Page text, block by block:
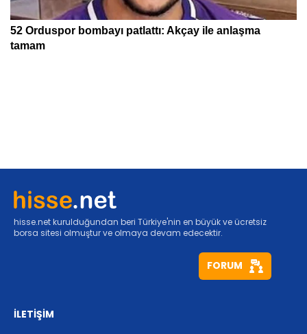
hisse.net kurulduğundan beri Türkiye'nin en büyük ve ücretsiz
borsa sitesi olmuştur ve olmaya devam edecektir.
FORUM
İLETİŞİM